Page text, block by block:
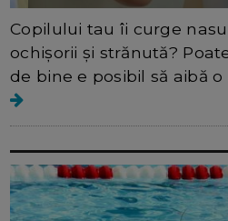
Copilului tau îi curge
ochişorii şi strănută?
de bine e posibil să aibă o